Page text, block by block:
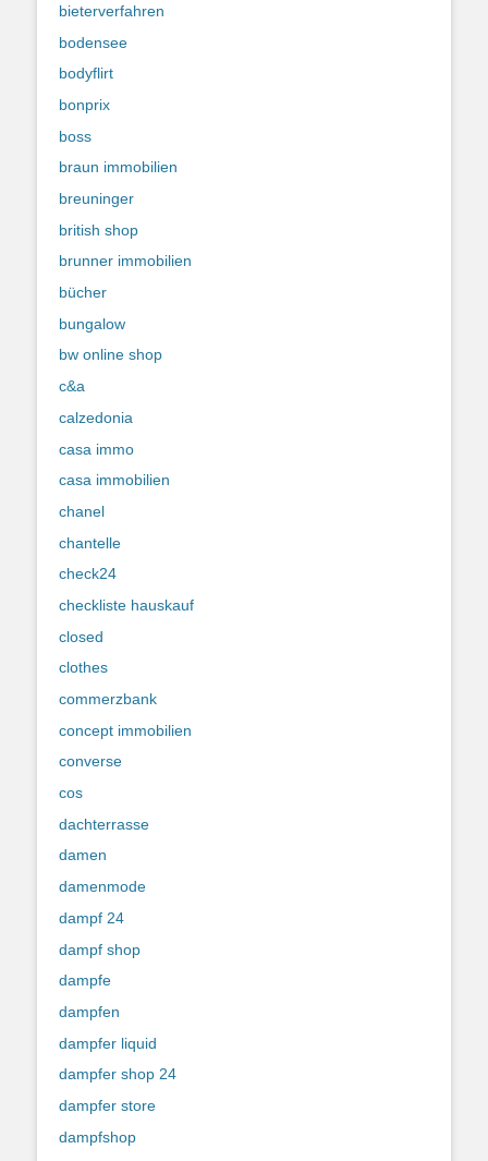
bieterverfahren
bodensee
bodyflirt
bonprix
boss
braun immobilien
breuninger
british shop
brunner immobilien
bücher
bungalow
bw online shop
c&a
calzedonia
casa immo
casa immobilien
chanel
chantelle
check24
checkliste hauskauf
closed
clothes
commerzbank
concept immobilien
converse
cos
dachterrasse
damen
damenmode
dampf 24
dampf shop
dampfe
dampfen
dampfer liquid
dampfer shop 24
dampfer store
dampfshop